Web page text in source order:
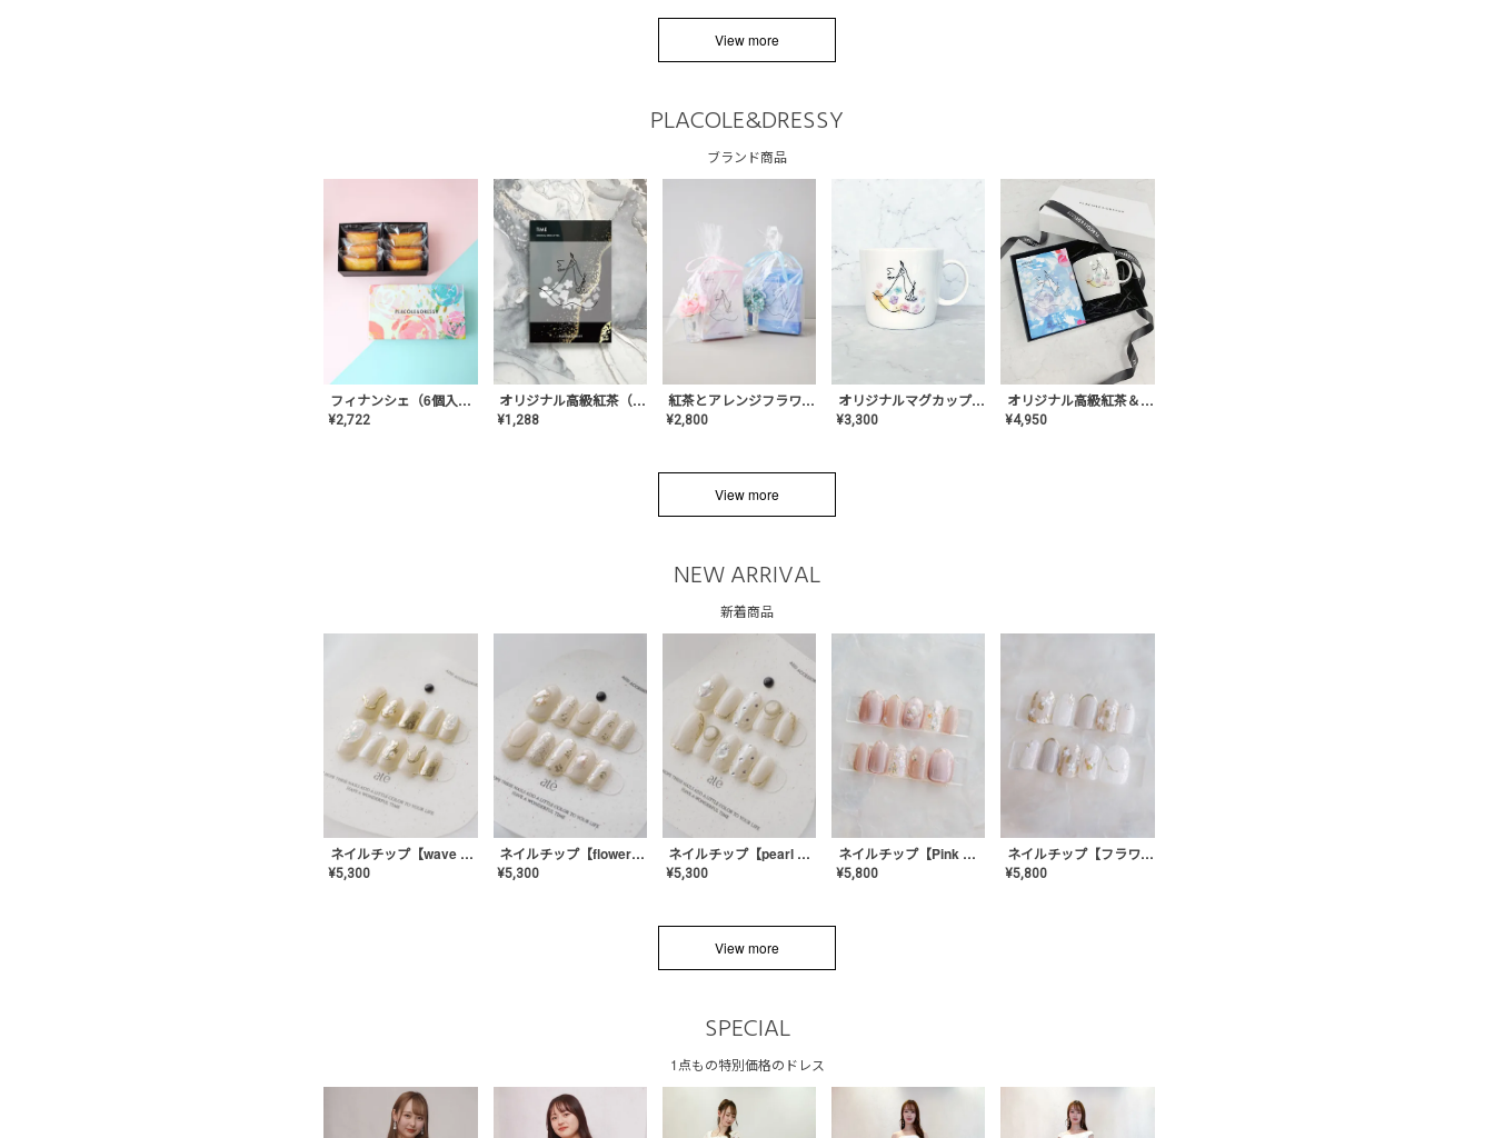
View more
PLACOLE&DRESSY
ブランド商品
フィナンシェ（6個入り）
¥2,722
オリジナル高級紅茶（TIME/タイム）【ギフト/プチギフト/プレゼント/内祝い/結婚式/オリジナル配合/高品質/ハーブティー/茶葉/記念日/お返し/手土産/美容/おしゃれ】
¥1,288
紅茶とアレンジフラワーのセット
¥2,800
オリジナルマグカップ【AT-TW-03】ギフトセット有/プレゼント/内祝い/結婚式/ペア/食器/テーブルウェア/記念日/お返し/特別/高級/おしゃれ
¥3,300
オリジナル高級紅茶＆マグカップ ギフト【AT-GF-02】ギフトセット/プレゼント/内祝い/結婚式/ハーブティー/高品質/マグカップ/食器/記念日/お返し/手土産/美容/おしゃれ
¥4,950
View more
NEW ARRIVAL
新着商品
ネイルチップ【wave mirror】AE-CONA-04
¥5,300
ネイルチップ【flower shell】AE-CONA-03
¥5,300
ネイルチップ【pearl bijou】AE-CONA-02
¥5,300
ネイルチップ【Pink Glow Nail】MK-CONA-04
¥5,800
ネイルチップ【フラワーシフォンネイル】MK-CONA-03
¥5,800
View more
SPECIAL
1点もの特別価格のドレス